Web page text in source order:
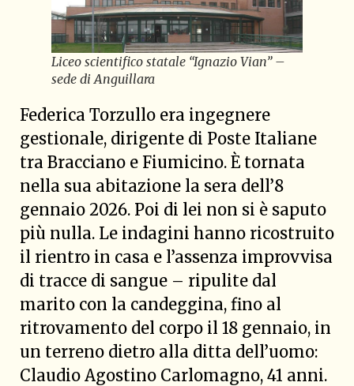
Liceo scientifico statale “Ignazio Vian” –
sede di Anguillara
Federica Torzullo era ingegnere
gestionale, dirigente di Poste Italiane
tra Bracciano e Fiumicino. È tornata
nella sua abitazione la sera dell’8
gennaio 2026. Poi di lei non si è saputo
più nulla. Le indagini hanno ricostruito
il rientro in casa e l’assenza improvvisa
di tracce di sangue – ripulite dal
marito con la candeggina, fino al
ritrovamento del corpo il 18 gennaio, in
un terreno dietro alla ditta dell’uomo:
Claudio Agostino Carlomagno, 41 anni.